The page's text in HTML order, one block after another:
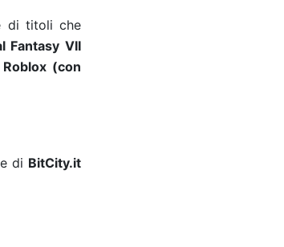
di titoli che
Fantasy VII
(con
di BitCity.it